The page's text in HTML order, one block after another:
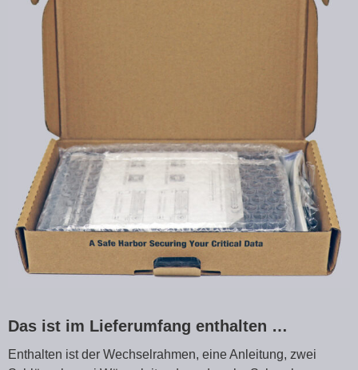
Das ist im Lieferumfang enthalten …
Enthalten ist der Wechselrahmen, eine Anleitung, zwei